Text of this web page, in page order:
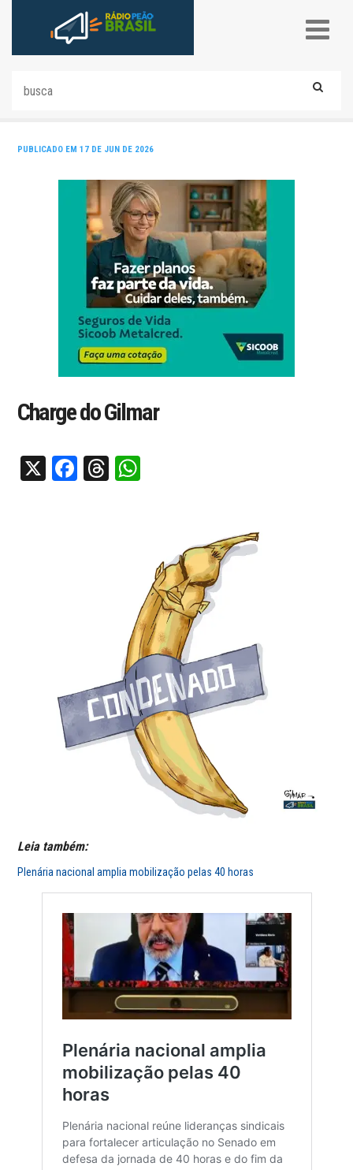
PUBLICADO EM 17 DE JUN DE 2026
Charge do Gilmar
X Facebook
Threads
Leia também:
Plenária nacional amplia mobilização pelas 40 horas